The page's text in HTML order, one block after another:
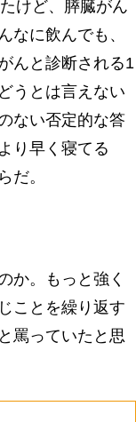
けど、膵臓がん
なに飲んでも、
んと診断される1
うとは言えない
ない否定的な答
り早く寝てる
だ。
か。もっと強く
ことを繰り返す
罵っていたと思